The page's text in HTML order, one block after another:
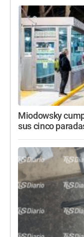
Miodowsky
sus cinco